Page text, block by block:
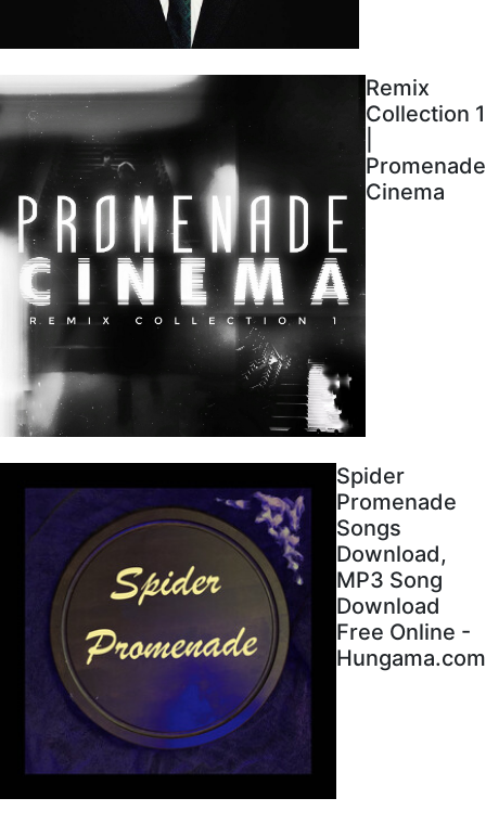
Remix
Collection 1
Promenade
Cinema
Spider
Promenade
Songs
Download,
MP3 Song
Download
Free Online -
Hungama.com